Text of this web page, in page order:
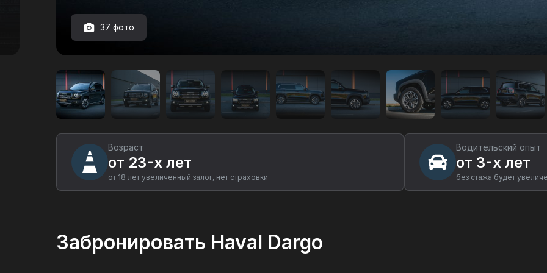
автомобиля
Haval
Dargo
в
Екатеринбурге
37 фото
Возраст
от 23-х лет
от 18 лет увеличенный залог, нет страховки
Водительский опыт
от 3-х лет
без стажа будет
Забронировать Haval Dargo